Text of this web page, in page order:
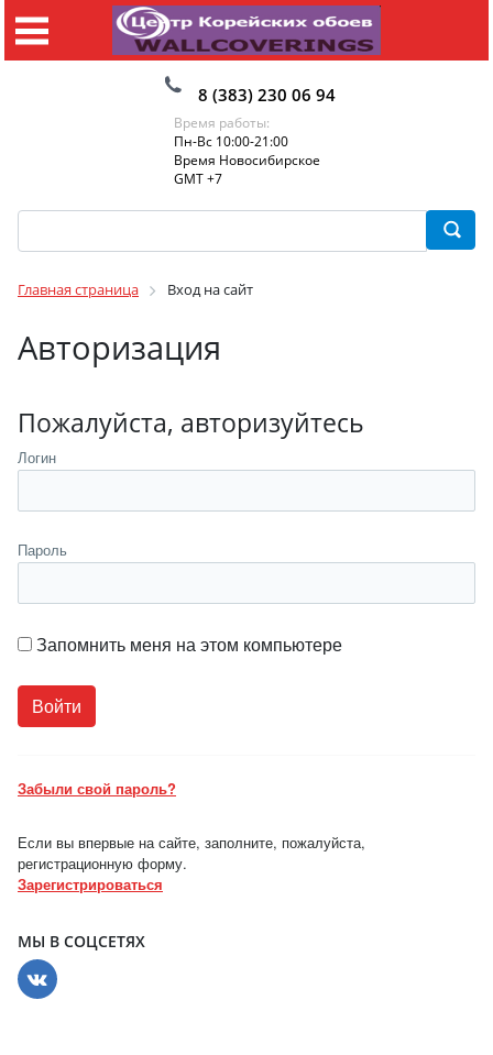
8 (383) 230 06 94
Время работы:
Пн-Вс 10:00-21:00
Время Новосибирское
GMT +7
Главная страница Вход на сайт
Авторизация
Пожалуйста, авторизуйтесь
Логин
Пароль
Запомнить меня на этом компьютере
Забыли свой пароль?
Если вы впервые на сайте, заполните, пожалуйста,
регистрационную форму.
Зарегистрироваться
МЫ В СОЦСЕТЯХ